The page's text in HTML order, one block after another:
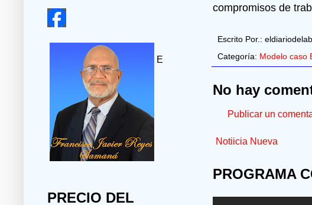
compromisos de
Escrito Por.:
Categoría: Modelo caso
No hay
Publicar un
Notiicia Nueva
PROGRAMA
E
PRECIO DEL